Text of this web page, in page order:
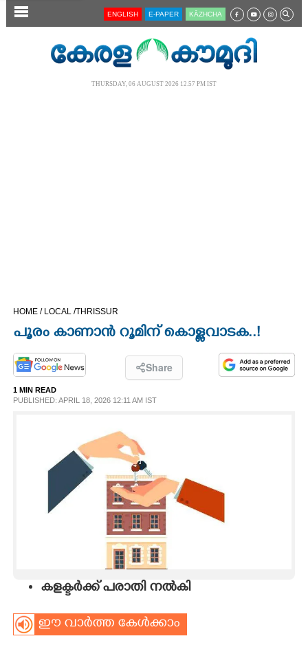
SECTIONS
OPINION
PHOTOS
ENGLISH E-PAPER KĀZHCHA
THURSDAY, 06 AUGUST 2026 12.57 PM IST
HOME / LOCAL /THRISSUR
പൂരം കാണാൻ റൂമിന് കൊള്ളവാടക..!
Share
1 MIN READ
PUBLISHED: APRIL 18, 2026 12:11 AM IST
കളക്ടർക്ക് പരാതി നൽകി
ഈ വാർത്ത കേൾക്കാം